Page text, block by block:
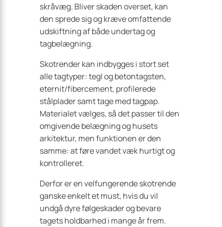
skråvæg. Bliver skaden overset, kan
den sprede sig og kræve omfattende
udskiftning af både undertag og
tagbelægning.
Skotrender kan indbygges i stort set
alle tagtyper: tegl og betontagsten,
eternit/fibercement, profilerede
stålplader samt tage med tagpap.
Materialet vælges, så det passer til den
omgivende belægning og husets
arkitektur, men funktionen er den
samme: at føre vandet væk hurtigt og
kontrolleret.
Derfor er en velfungerende skotrende
ganske enkelt et must, hvis du vil
undgå dyre følge­skader og bevare
tagets holdbarhed i mange år frem.